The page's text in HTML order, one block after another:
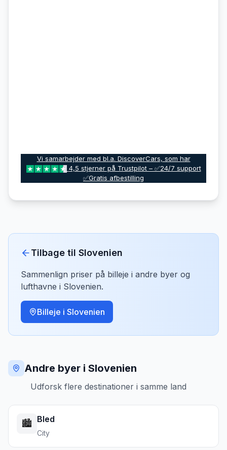
Vi samarbejder med bl.a. DiscoverCars, som har
4,5 stjerner på Trustpilot – ✅24/7 support
✅Gratis afbestilling
Tilbage til Slovenien
Sammenlign priser på billeje i andre byer og
lufthavne i Slovenien.
Billeje i Slovenien
Andre byer i Slovenien
Udforsk flere destinationer i samme land
🏙️ Bled
City